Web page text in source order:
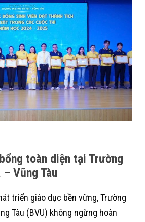
toàn diện tại Trường
Vũng Tàu
triển giáo dục bền vững, Trường
Tàu (BVU) không ngừng hoàn